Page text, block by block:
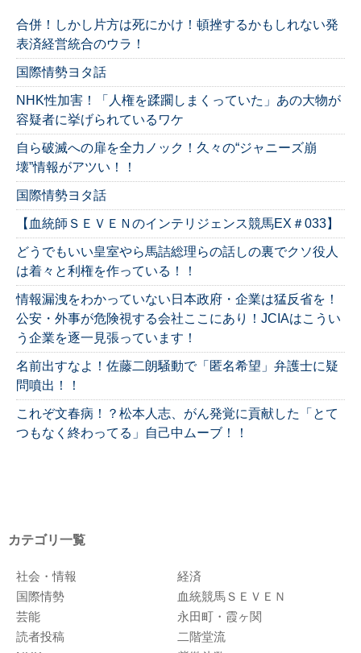
合併！しかし片方は死にかけ！頓挫するかもしれない発
表済経営統合のウラ！
国際情勢ヨタ話
NHK性加害！「人権を蹂躙しまくっていた」あの大物が
容疑者に挙げられているワケ
自ら破滅への扉を全力ノック！久々の“ジャニーズ崩
壊”情報がアツい！！
国際情勢ヨタ話
【血統師ＳＥＶＥＮのインテリジェンス競馬EX＃033】
どうでもいい皇室やら馬詰総理らの話しの裏でクソ役人
は着々と利権を作っている！！
情報漏洩をわかっていない日本政府・企業は猛反省を！
公安・外事が危険視する会社ここにあり！JCIAはこうい
う企業を逐一見張っています！
名前出すなよ！佐藤二朗騒動で「匿名希望」弁護士に疑
問噴出！！
これぞ文春病！？松本人志、がん発覚に貢献した「とて
つもなく終わってる」自己中ムーブ！！
カテゴリ一覧
社会・情報
経済
国際情勢
血統競馬ＳＥＶＥＮ
芸能
永田町・霞ヶ関
読者投稿
二階堂流